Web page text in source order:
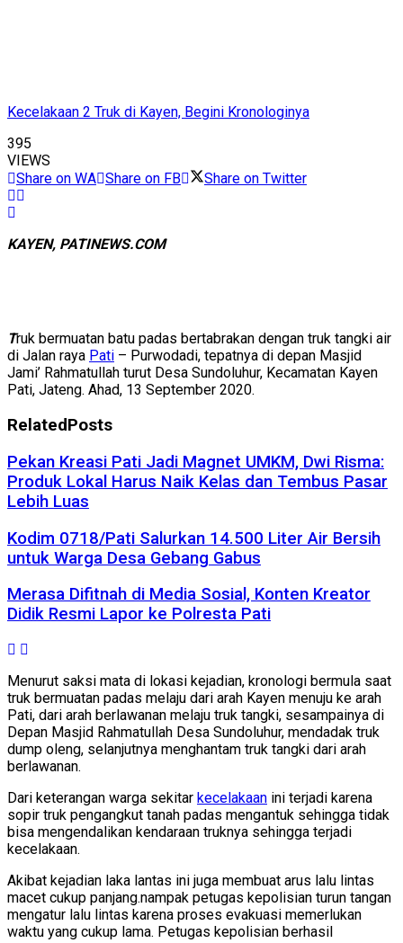
Kecelakaan 2 Truk di Kayen, Begini Kronologinya
395
VIEWS
Share on WA Share on FB Share on Twitter
KAYEN, PATINEWS.COM
Truk bermuatan batu padas bertabrakan dengan truk tangki air
di Jalan raya Pati – Purwodadi, tepatnya di depan Masjid
Jami’ Rahmatullah turut Desa Sundoluhur, Kecamatan Kayen
Pati, Jateng. Ahad, 13 September 2020.
RelatedPosts
Pekan Kreasi Pati Jadi Magnet UMKM, Dwi Risma:
Produk Lokal Harus Naik Kelas dan Tembus Pasar
Lebih Luas
Kodim 0718/Pati Salurkan 14.500 Liter Air Bersih
untuk Warga Desa Gebang Gabus
Merasa Difitnah di Media Sosial, Konten Kreator
Didik Resmi Lapor ke Polresta Pati
Menurut saksi mata di lokasi kejadian, kronologi bermula saat
truk bermuatan padas melaju dari arah Kayen menuju ke arah
Pati, dari arah berlawanan melaju truk tangki, sesampainya di
Depan Masjid Rahmatullah Desa Sundoluhur, mendadak truk
dump oleng, selanjutnya menghantam truk tangki dari arah
berlawanan.
Dari keterangan warga sekitar kecelakaan ini terjadi karena
sopir truk pengangkut tanah padas mengantuk sehingga tidak
bisa mengendalikan kendaraan truknya sehingga terjadi
kecelakaan.
Akibat kejadian laka lantas ini juga membuat arus lalu lintas
macet cukup panjang.nampak petugas kepolisian turun tangan
mengatur lalu lintas karena proses evakuasi memerlukan
waktu yang cukup lama. Petugas kepolisian berhasil